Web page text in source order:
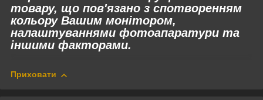
товару, що пов'язано з спотворенням
кольору Вашим монітором,
налаштуваннями фотоапаратури та
іншими факторами.
Приховати